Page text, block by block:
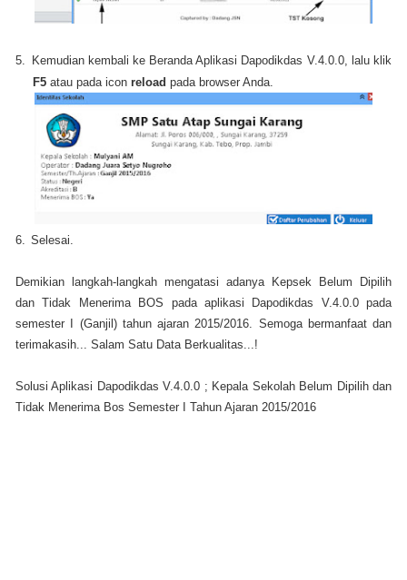
5.
Kemudian kembali ke Beranda Aplikasi Dapodikdas V.4.0.0, lalu klik
F5atau pada icon reload pada browser Anda.
6. Selesai.
Demikian langkah-langkah mengatasi adanya Kepsek Belum Dipilih
dan Tidak Menerima BOS pada aplikasi Dapodikdas V.4.0.0 pada
semester I (Ganjil) tahun ajaran 2015/2016. Semoga bermanfaat dan
terimakasih... Salam Satu Data Berkualitas...!
Solusi Aplikasi Dapodikdas V.4.0.0 ; Kepala Sekolah Belum Dipilih dan
Tidak Menerima Bos Semester I Tahun Ajaran 2015/2016